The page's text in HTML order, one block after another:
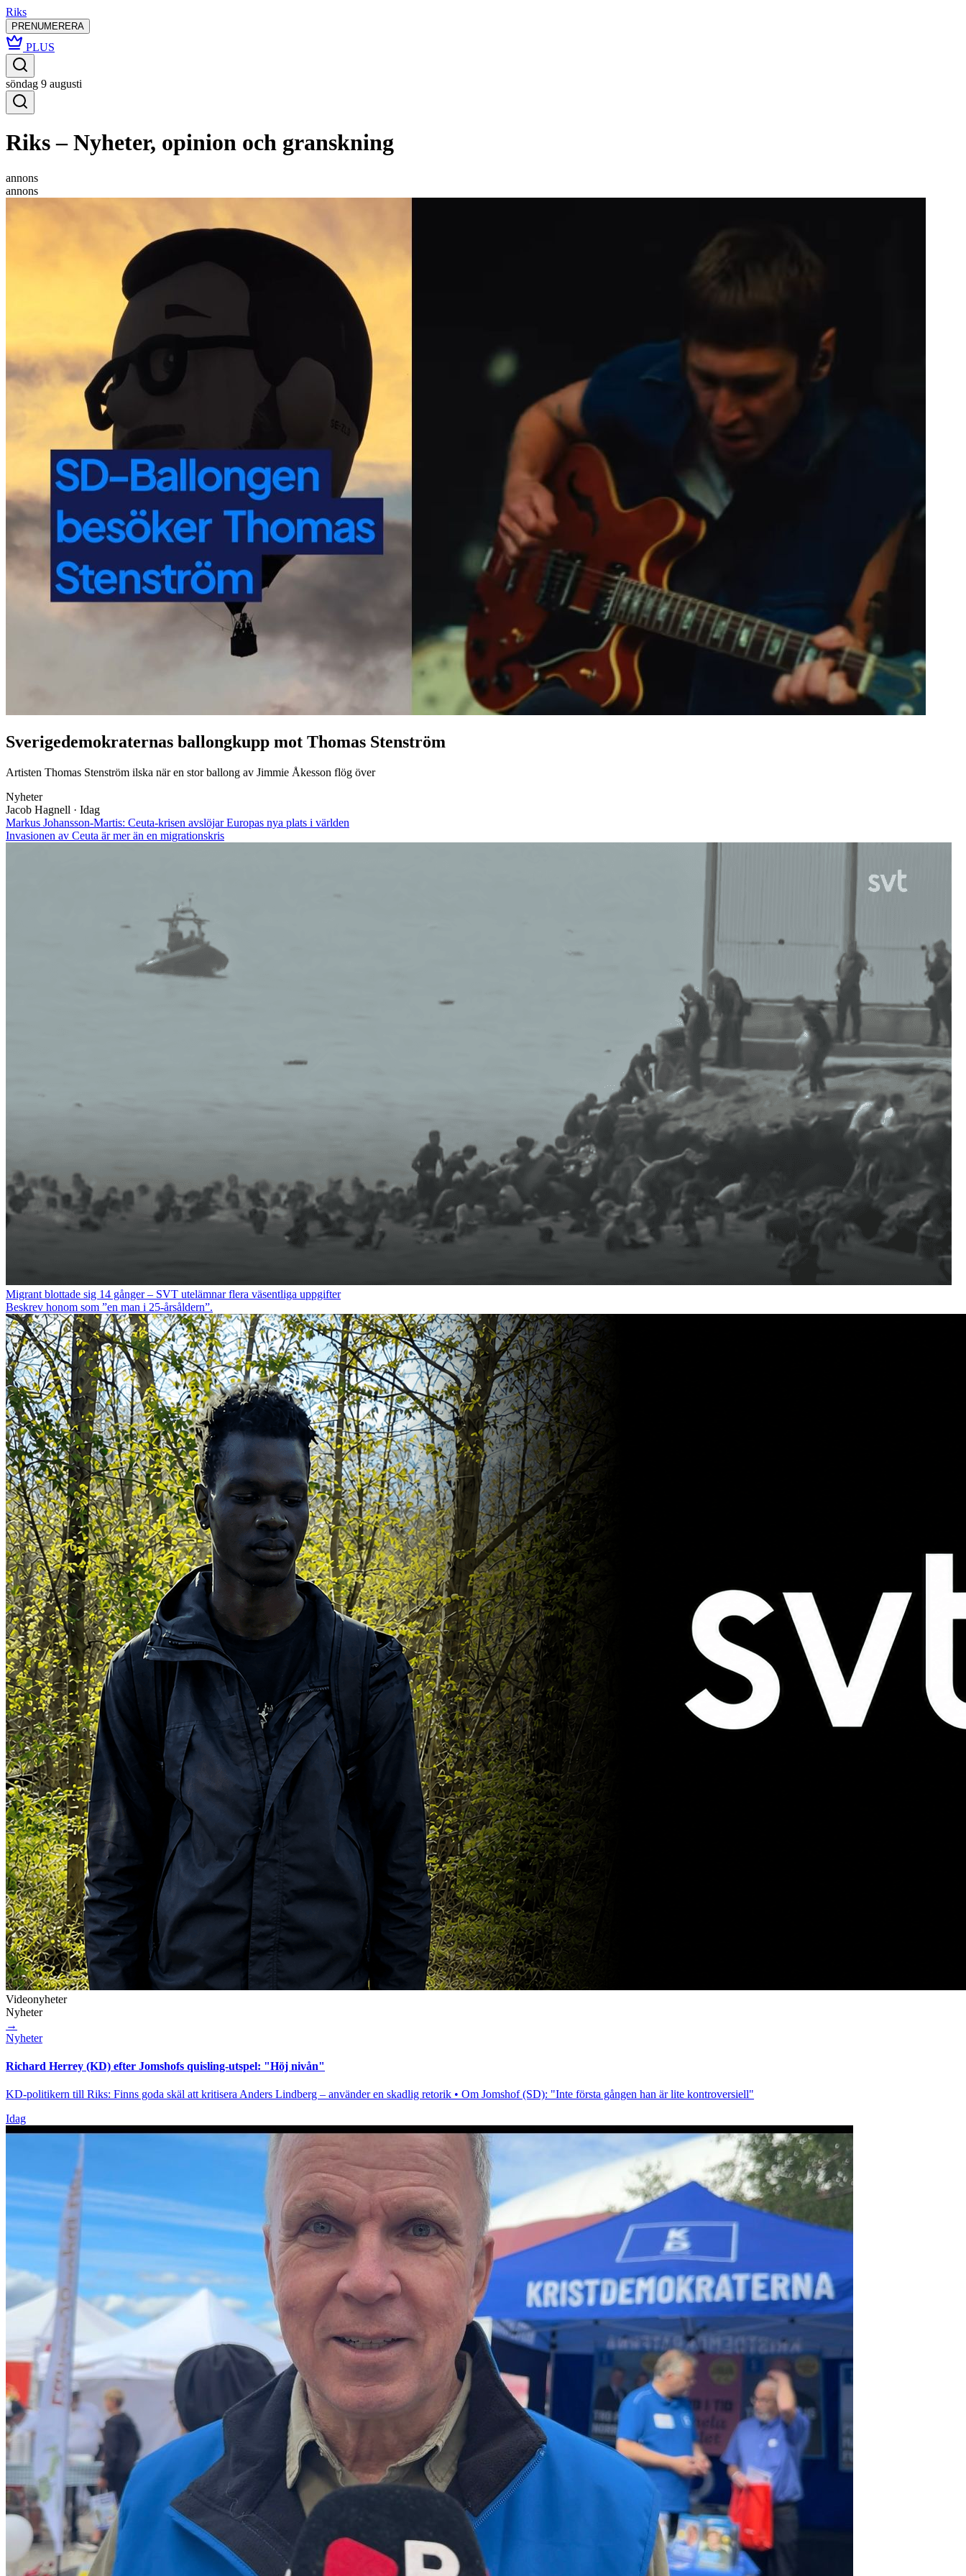
Riks
PRENUMERERA
PLUS
söndag 9 augusti
Riks – Nyheter, opinion och granskning
annons
annons
Sverigedemokraternas ballongkupp mot Thomas Stenström
Artisten Thomas Stenström ilska när en stor ballong av Jimmie Åkesson flög över
Nyheter
Jacob Hagnell · Idag
Markus Johansson-Martis: Ceuta-krisen avslöjar Europas nya plats i världen
Invasionen av Ceuta är mer än en migrationskris
Migrant blottade sig 14 gånger – SVT utelämnar flera väsentliga uppgifter
Beskrev honom som ”en man i 25-årsåldern”.
Videonyheter
Nyheter
→
Nyheter
Richard Herrey (KD) efter Jomshofs quisling-utspel: "Höj nivån"
KD-politikern till Riks: Finns goda skäl att kritisera Anders Lindberg – använder en skadlig retorik • Om Jomshof (SD): "Inte första gången han är lite kontroversiell"
Idag